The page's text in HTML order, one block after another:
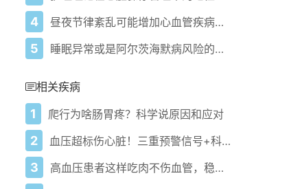
4 昼夜节律紊乱可能增加心血管疾病风险
5 睡眠异常或是阿尔茨海默病风险的意外信号
相关疾病
1 爬行为啥肠胃疼？科学说原因和应对
2 血压超标伤心脏！三重预警信号+科学护心方案
3 高血压患者这样吃肉不伤血管，稳血压的科学方案！